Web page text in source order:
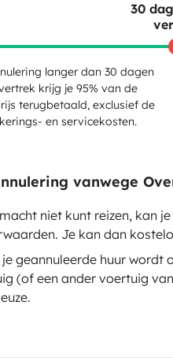
langer dan 30 dagen
krijg je 95% van de
terugbetaald, exclusief de
en servicekosten.
30
vanwege
niet kunt reizen, kan
Je kan dan
geannuleerde huur wordt
(of een ander voertuig
Bestek en
Koffiezet
Cruise
Datum
2015
Hoogte
2,77 m